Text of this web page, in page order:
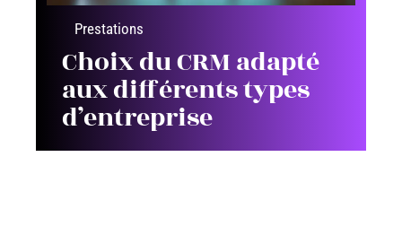
Prestations
Choix du CRM adapté
aux différents types
d’entreprise